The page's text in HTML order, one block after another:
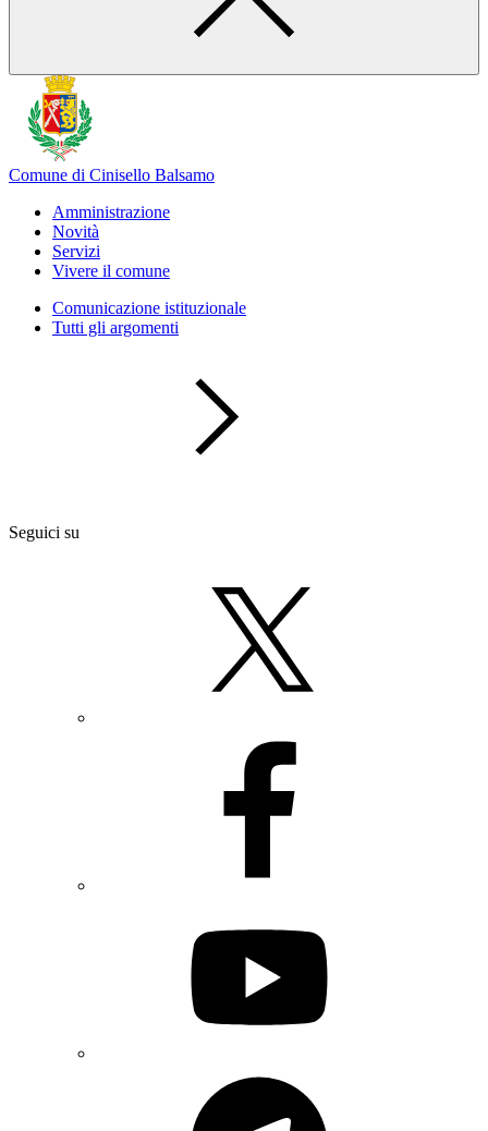
Comune di Cinisello Balsamo
Amministrazione
Novità
Servizi
Vivere il comune
Comunicazione istituzionale
Tutti gli argomenti
Seguici su